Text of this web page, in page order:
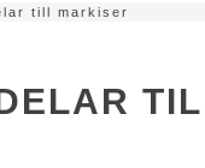
till markiser